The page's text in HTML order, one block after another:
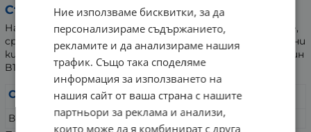
Състав:
Напълващ агент: микрокристална целулоза; нишесте,
средства против слепване: магнезиеви соли на мастни
киселини, силициев диоксид, метилкобаламин (витамин
B12).
Съдържание в ¼ таблетка
Витамин В12 / Метилкобаламин
100 μg
Ние използваме бисквитки, за да
персонализираме съдържанието,
рекламите и да анализираме нашия
трафик. Също така споделяме
информация за използването на
нашия сайт от ваша страна с нашите
партньори за реклама и анализи,
които може да я комбинират с друга